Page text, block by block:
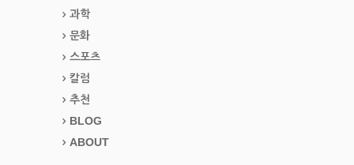
과학
문화
스포츠
칼럼
추천
BLOG
ABOUT